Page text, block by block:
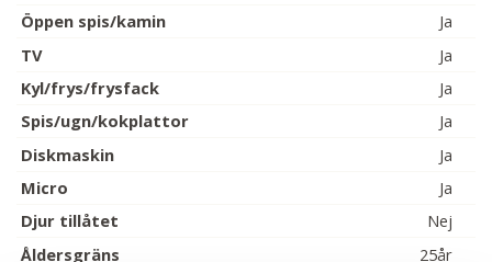
Öppen spis/kamin
Ja
TV
Ja
Kyl/frys/frysfack
Ja
Spis/ugn/kokplattor
Ja
Diskmaskin
Ja
Micro
Ja
Djur tillåtet
Nej
Åldersgräns
25år